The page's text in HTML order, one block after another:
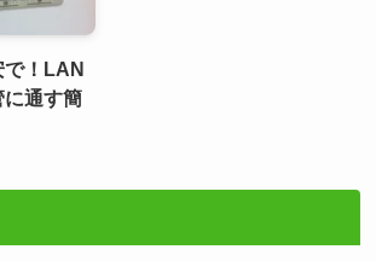
で！LAN
通す簡